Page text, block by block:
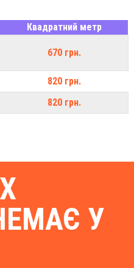
Квадратний метр
670 грн.
820 грн.
820 грн.
У